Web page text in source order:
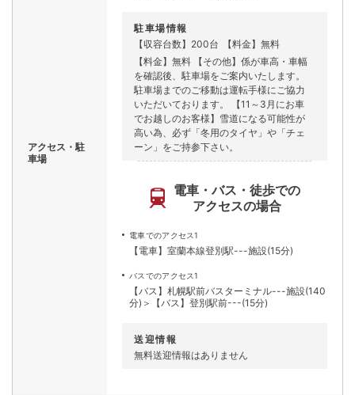
アクセス・駐
車場
駐車場情報
【収容台数】200台
【料金】無料
【料金】無料 【その他】係が車高・車幅
を確認後、駐車場をご案内いたします。
駐車場までのご移動は運転手様にご協力
いただいております。 【11～3月にお車
でお越しのお客様】雪道になる可能性が
高い為、必ず「冬用のタイヤ」や「チェ
ーン」をご持参下さい。
電車・バス・徒歩での
アクセスの場合
電車でのアクセス1
【電車】室蘭本線登別駅---施設(15分)
バスでのアクセス1
【バス】札幌駅前バスターミナル---施設(140
分)＞【バス】登別駅前---(15分)
送迎情報
無料送迎情報はありません